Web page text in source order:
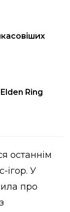
Ring
останнім
ігор. У
про